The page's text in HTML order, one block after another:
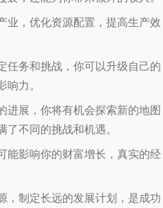
业，优化资源配置，提高生产效
任务和挑战，你可以升级自己的
力。
进展，你将有机会探索新的地图
不同的挑战和机遇。
能影响你的财富增长，真实的经
，制定长远的发展计划，是成功